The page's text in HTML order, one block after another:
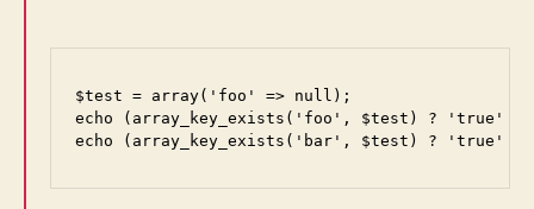
$test = array('foo' => null);
echo (array_key_exists('foo', $test) ? 'true'